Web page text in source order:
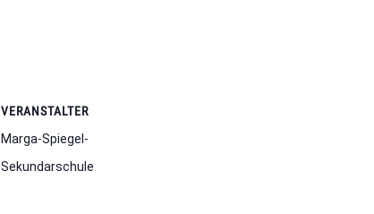
VERANSTALTER
Marga-Spiegel-
Sekundarschule